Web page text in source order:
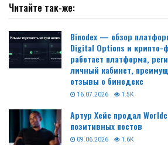
Читайте так-же:
Binodex — обзор
Digital Options и крипто-
работает платформа,
личный кабинет,
отзывы о бинодекс
16.07.2026 1.5K
Артур Хейс продал
позитивных постов
09.06.2026 1.6K